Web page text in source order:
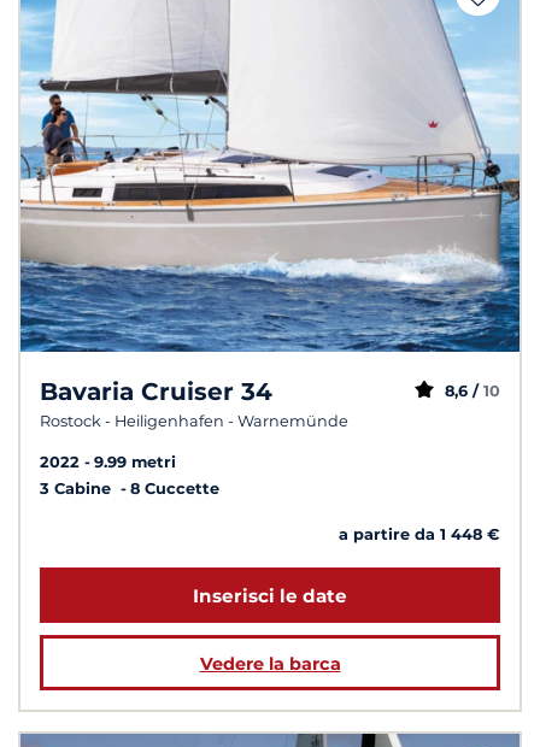
Bavaria Cruiser 34
Rostock - Heiligenhafen - Warnemünde
8,6 / 10
2022
9.99 metri
3 Cabine
8 Cuccette
a partire da 1 448 €
Inserisci le date
Vedere la barca